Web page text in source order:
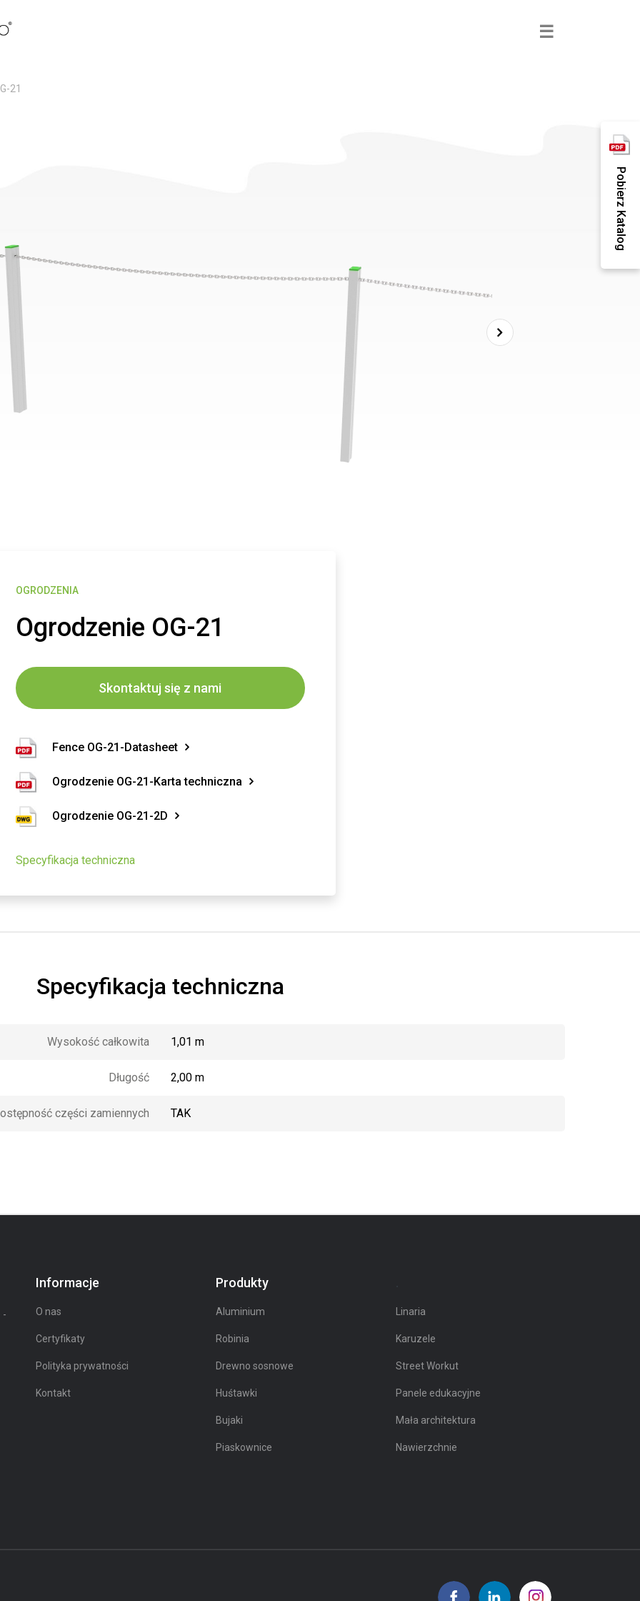
☰
Pobierz Katalog
21
OGRODZENIA
Ogrodzenie OG-21
Skontaktuj się z nami
Fence OG-21-Datasheet
Ogrodzenie OG-21-Karta techniczna
Ogrodzenie OG-21-2D
Specyfikacja techniczna
Specyfikacja techniczna
Wysokość całkowita 1,01 m
Długość 2,00 m
części zamiennych TAK
-
Informacje
O nas
Certyfikaty
Polityka prywatności
Kontakt
Produkty
Aluminium
Robinia
Drewno sosnowe
Huśtawki
Bujaki
Piaskownice
Linaria
Karuzele
Street Workut
Panele edukacyjne
Mała architektura
Nawierzchnie